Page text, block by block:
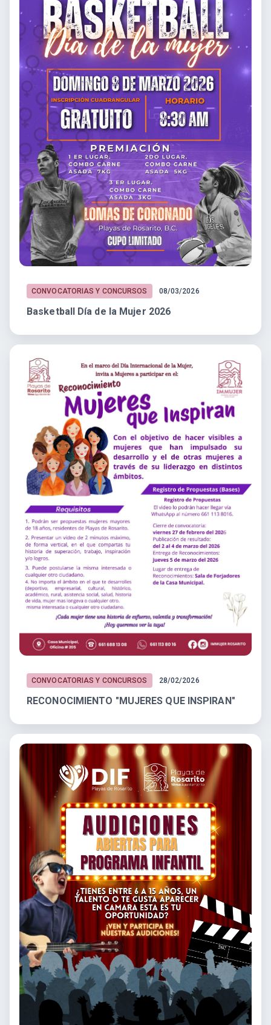
CONVOCATORIAS Y CONCURSOS 08/03/2026
Basketball Día de la Mujer 2026
CONVOCATORIAS Y CONCURSOS 28/02/2026
RECONOCIMIENTO "MUJERES QUE INSPIRAN"